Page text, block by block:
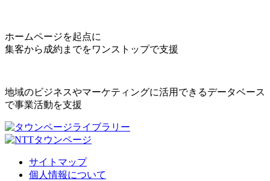
ホームページを起点に
集客から成約までをワンストップで支援
地域のビジネスやマーケティングに活用できるデータベース
で事業活動を支援
サイトマップ
個人情報について